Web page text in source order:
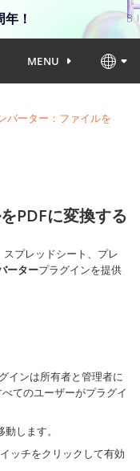
！
MENU
バーター：ファイルを
PDFに変換する
プレッドシート、プレ
ータープラグインを提供
インは所有者と管理者に
てのユーザーがプラグイ
動します。
ッチをクリックして有効